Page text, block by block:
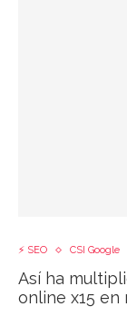
⚡ SEO CSI Google
Así ha
online x15 en